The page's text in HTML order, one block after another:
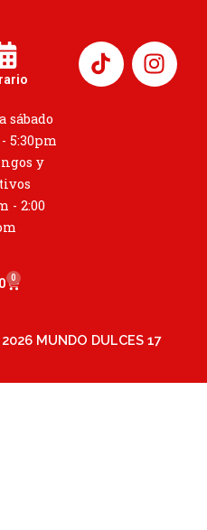
sábado
5:30pm
y
- 2:00
I
n
s
0 0
Cart
MUNDO DULCES 17